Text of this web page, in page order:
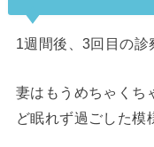
1週間後、3回目の診
妻はもうめちゃくち
ど眠れず過ごした模